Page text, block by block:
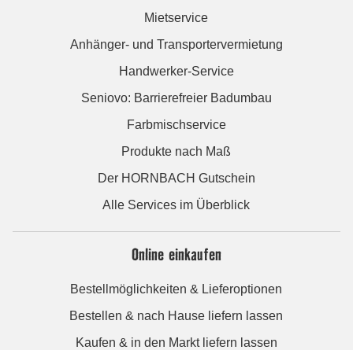
Mietservice
Anhänger- und Transportervermietung
Handwerker-Service
Seniovo: Barrierefreier Badumbau
Farbmischservice
Produkte nach Maß
Der HORNBACH Gutschein
Alle Services im Überblick
Online einkaufen
Bestellmöglichkeiten & Lieferoptionen
Bestellen & nach Hause liefern lassen
Kaufen & in den Markt liefern lassen